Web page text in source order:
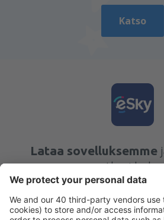
Katso
Lataa sovelluksemme
matkasi